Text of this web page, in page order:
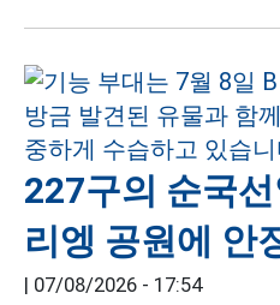
227구의 순국
리엥 공원에 안
| 07/08/2026 - 17:54